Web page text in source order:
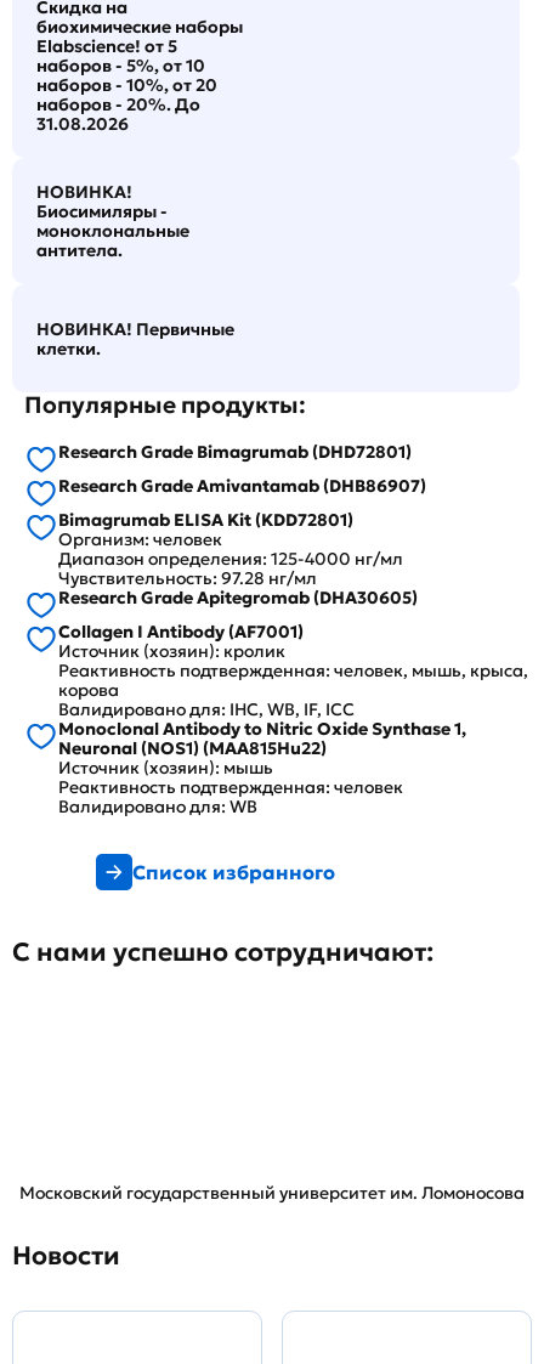
Скидка на
биохимические наборы
Elabscience! от 5
наборов - 5%, от 10
наборов - 10%, от 20
наборов - 20%. До
31.08.2026
НОВИНКА!
Биосимиляры -
моноклональные
антитела.
НОВИНКА! Первичные
клетки.
Популярные продукты:
Research Grade Bimagrumab (DHD72801)
Research Grade Amivantamab (DHB86907)
Bimagrumab ELISA Kit (KDD72801)
Организм: человек
Диапазон определения: 125-4000 нг/мл
Чувствительность: 97.28 нг/мл
Research Grade Apitegromab (DHA30605)
Collagen I Antibody (AF7001)
Источник (хозяин): кролик
Реактивность подтвержденная: человек, мышь, крыса,
корова
Валидировано для: IHC, WB, IF, ICC
Monoclonal Antibody to Nitric Oxide Synthase 1,
Neuronal (NOS1) (MAA815Hu22)
Источник (хозяин): мышь
Реактивность подтвержденная: человек
Валидировано для: WB
Список избранного
С нами успешно сотрудничают:
Московский государственный университет им. Ломоносова
Новости